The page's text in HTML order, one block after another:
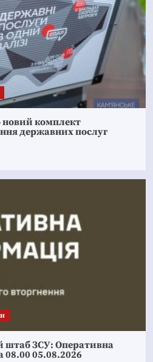
новий комплект
державних послуг
штаб ЗСУ: Оперативна
08.00 05.08.2026